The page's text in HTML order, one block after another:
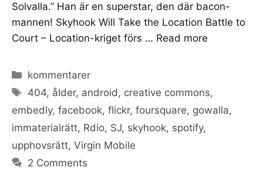
Solvalla.” Han är en superstar, den där bacon-
mannen! Skyhook Will Take the Location Battle to
Court – Location-kriget förs … Read more
Categories
kommentarer
Tags
404, ålder, android, creative commons,
embedly, facebook, flickr, foursquare, gowalla,
immaterialrätt, Rdio, SJ, skyhook, spotify,
upphovsrätt, Virgin Mobile
2 Comments